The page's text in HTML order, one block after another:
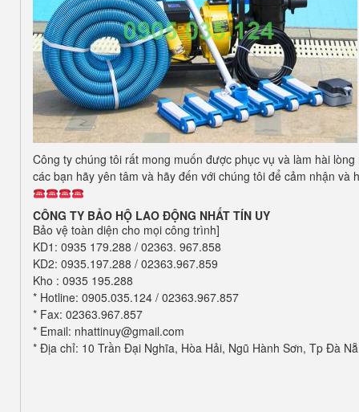
Công ty chúng tôi rất mong muốn được phục vụ và làm hài
các bạn hãy yên tâm và hãy đến với chúng tôi để cảm nhận và
CÔNG TY BẢO HỘ LAO ĐỘNG NHẤT TÍN UY
Bảo vệ toàn diện cho mọi công trình]
KD1: 0935 179.288 / 02363. 967.858
KD2: 0935.197.288 / 02363.967.859
Kho : 0935 195.288
* Hotline: 0905.035.124 / 02363.967.857
* Fax: 02363.967.857
* Email: nhattinuy@gmail.com
* Địa chỉ: 10 Trần Đại Nghĩa, Hòa Hải, Ngũ Hành Sơn, Tp Đà